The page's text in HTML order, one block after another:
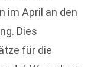
im April an den
Dies
für die